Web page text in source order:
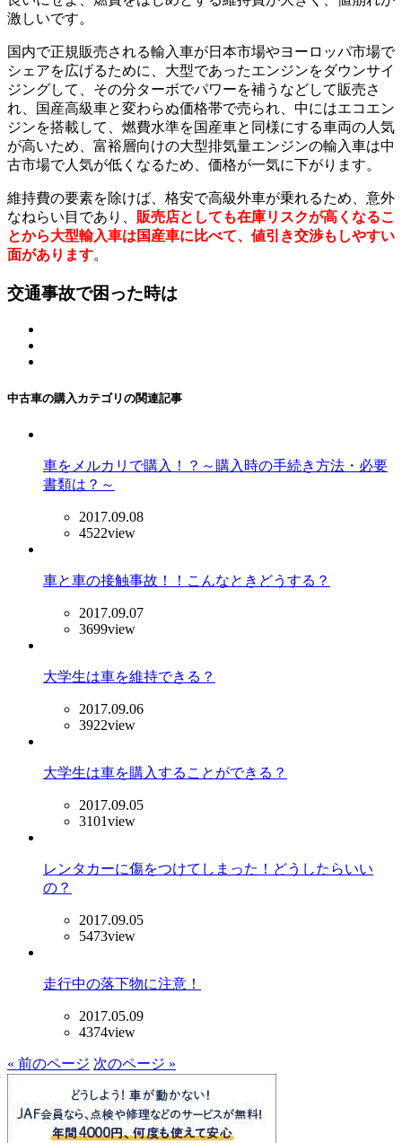
激しいです。
国内で正規販売される輸入車が日本市場やヨーロッパ市場で
シェアを広げるために、大型であったエンジンをダウンサイ
ジングして、その分ターボでパワーを補うなどして販売さ
れ、国産高級車と変わらぬ価格帯で売られ、中にはエコエン
ジンを搭載して、燃費水準を国産車と同様にする車両の人気
が高いため、富裕層向けの大型排気量エンジンの輸入車は中
古市場で人気が低くなるため、価格が一気に下がります。
維持費の要素を除けば、格安で高級外車が乗れるため、意外
なねらい目であり、 販売店としても在庫リスクが高くなるこ
とから大型輸入車は国産車に比べて、値引き交渉もしやすい
面があります。
交通事故で困った時は
中古車の購入カテゴリの関連記事
車をメルカリで購入！？～購入時の手続き方法・必要
書類は？～
2017.09.08
4522view
車と車の接触事故！！こんなときどうする？
2017.09.07
3699view
大学生は車を維持できる？
2017.09.06
3922view
大学生は車を購入することができる？
2017.09.05
3101view
レンタカーに傷をつけてしまった！どうしたらいい
の？
2017.09.05
5473view
走行中の落下物に注意！
2017.05.09
4374view
« 前のページ 次のページ »